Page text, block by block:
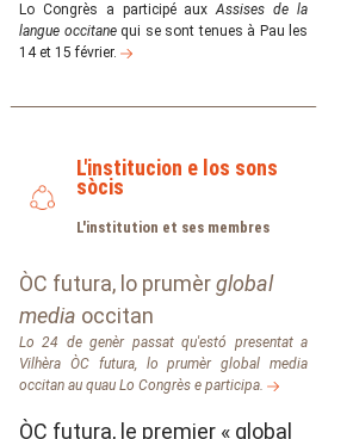
Lo Congrès a participé auxAssises de la
langue occitanequi se sont tenues à Pau les
14 et 15 février.
L'institucion e los sons
sòcis
L'institution et ses membres
ÒC futura, lo prumèrglobal
media occitan
Lo 24 de genèr passat qu'estó presentat a
Vilhèra ÒC futura, lo prumèr global media
occitan au quau Lo Congrès e participa.
ÒC futura, le premier « global